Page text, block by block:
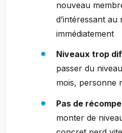
nouveau
d’intéressant au
immédiatement
Niveaux trop
passer du
mois, personne
Pas de
monter de